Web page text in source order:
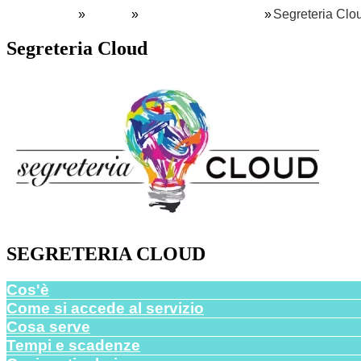
Segreteria
Segreteria Cloud
SEGRETERIA CLOUD
Cos'è
Come si accede al servizio
Cosa serve
Tempi e scadenze